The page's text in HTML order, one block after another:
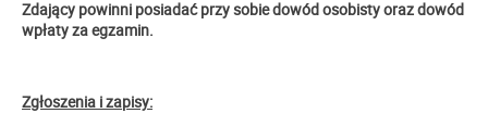
Zdający powinni posiadać przy sobie dowód osobisty oraz dowód
wpłaty za egzamin.
Zgłoszenia i zapisy: